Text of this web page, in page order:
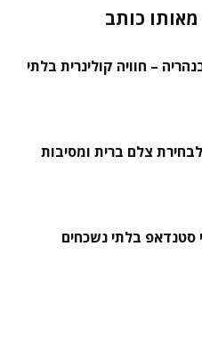
מאותו כותב
– חוויה קולינרית בלתי
צלם ברית ומסיבות
סטנדאפ בלתי נשכחים